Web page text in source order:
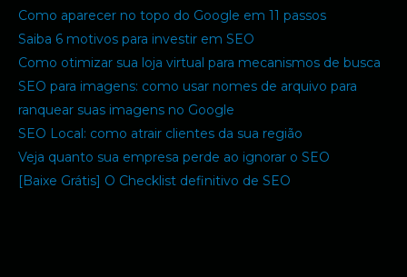
Como aparecer no topo do Google em 11 passos
Saiba 6 motivos para investir em SEO
Como otimizar sua loja virtual para mecanismos de busca
SEO para imagens: como usar nomes de arquivo para
ranquear suas imagens no Google
SEO Local: como atrair clientes da sua região
Veja quanto sua empresa perde ao ignorar o SEO
[Baixe Grátis] O Checklist definitivo de SEO